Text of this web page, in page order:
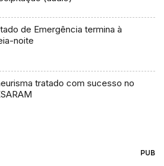
de Emergência termina à
noite
tratado com sucesso no
PUB